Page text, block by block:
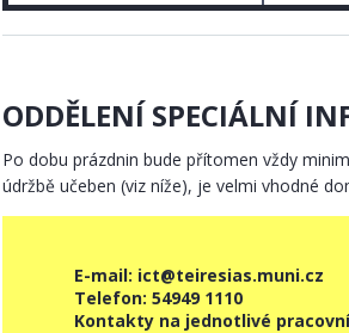
ODDĚLENÍ SPECIÁLNÍ
Po dobu prázdnin bude přítomen vždy
údržbě učeben (viz níže), je velmi vhodné
E-mail: ict@teiresias.muni.cz
Telefon: 54949 1110
Kontakty na jednotlivé